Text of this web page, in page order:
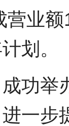
营业
划。
功举
一步